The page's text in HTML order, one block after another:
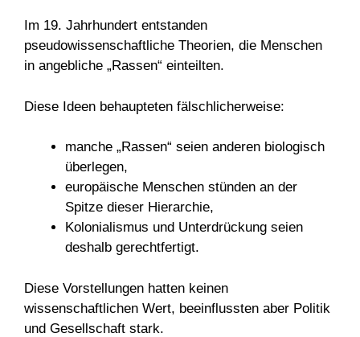
Im 19. Jahrhundert entstanden
pseudowissenschaftliche Theorien, die Menschen
in angebliche „Rassen“ einteilten.
Diese Ideen behaupteten fälschlicherweise:
manche „Rassen“ seien anderen biologisch
überlegen,
europäische Menschen stünden an der
Spitze dieser Hierarchie,
Kolonialismus und Unterdrückung seien
deshalb gerechtfertigt.
Diese Vorstellungen hatten keinen
wissenschaftlichen Wert, beeinflussten aber Politik
und Gesellschaft stark.